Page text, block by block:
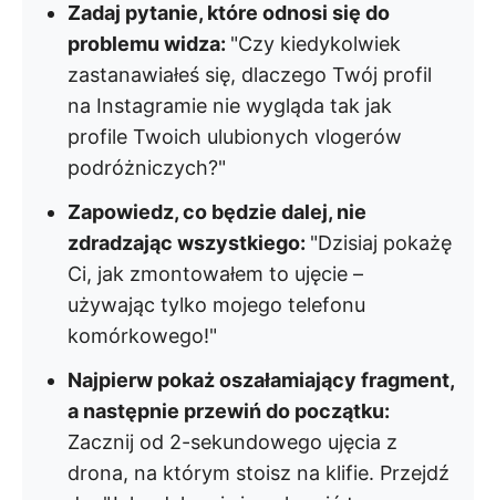
Zadaj pytanie, które odnosi się do
problemu widza: "Czy kiedykolwiek
zastanawiałeś się, dlaczego Twój profil
na Instagramie nie wygląda tak jak
profile Twoich ulubionych vlogerów
podróżniczych?"
Zapowiedz, co będzie dalej, nie
zdradzając wszystkiego: "Dzisiaj pokażę
Ci, jak zmontowałem to ujęcie –
używając tylko mojego telefonu
komórkowego!"
Najpierw pokaż oszałamiający fragment,
a następnie przewiń do początku:
Zacznij od 2-sekundowego ujęcia z
drona, na którym stoisz na klifie. Przejdź